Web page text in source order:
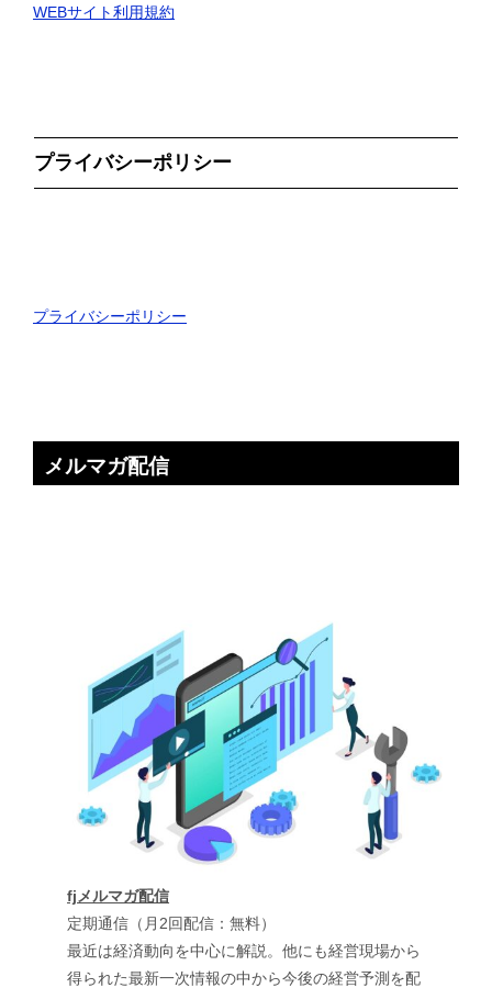
WEBサイト利用規約
プライバシーポリシー
プライバシーポリシー
メルマガ配信
fjメルマガ配信
定期通信（月2回配信：無料）
最近は経済動向を中心に解説。他にも経営現場から
得られた最新一次情報の中から今後の経営予測を配